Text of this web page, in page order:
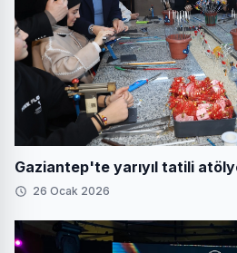
Gaziantep'te yarıyıl tatili
26 Ocak 2026